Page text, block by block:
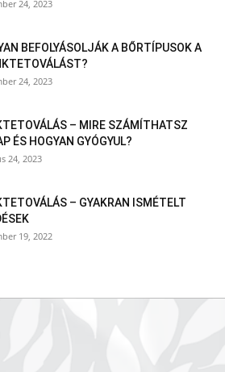
24, 2023
BEFOLYÁSOLJÁK A BŐRTÍPUSOK A
24, 2023
– MIRE SZÁMÍTHATSZ
ÉS HOGYAN GYÓGYUL?
24, 2023
– GYAKRAN ISMÉTELT
19, 2022